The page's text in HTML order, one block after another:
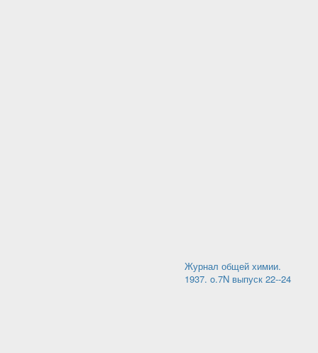
Журнал общей химии.
1937. o.7N выпуск 22--24